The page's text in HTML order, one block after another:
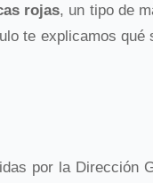
rojas, un tipo de
te explicamos
por la Dirección